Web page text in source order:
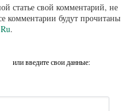
статье свой комментарий, не
будут прочитаны
.
или введите свои данные: